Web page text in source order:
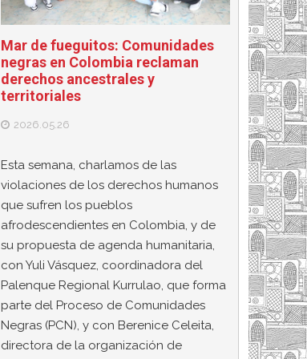
Mar de fueguitos: Comunidades
negras en Colombia reclaman
derechos ancestrales y
territoriales
2026.05.26
Esta semana, charlamos de las
violaciones de los derechos humanos
que sufren los pueblos
afrodescendientes en Colombia, y de
su propuesta de agenda humanitaria,
con Yuli Vásquez, coordinadora del
Palenque Regional Kurrulao, que forma
parte del Proceso de Comunidades
Negras (PCN), y con Berenice Celeita,
directora de la organización de